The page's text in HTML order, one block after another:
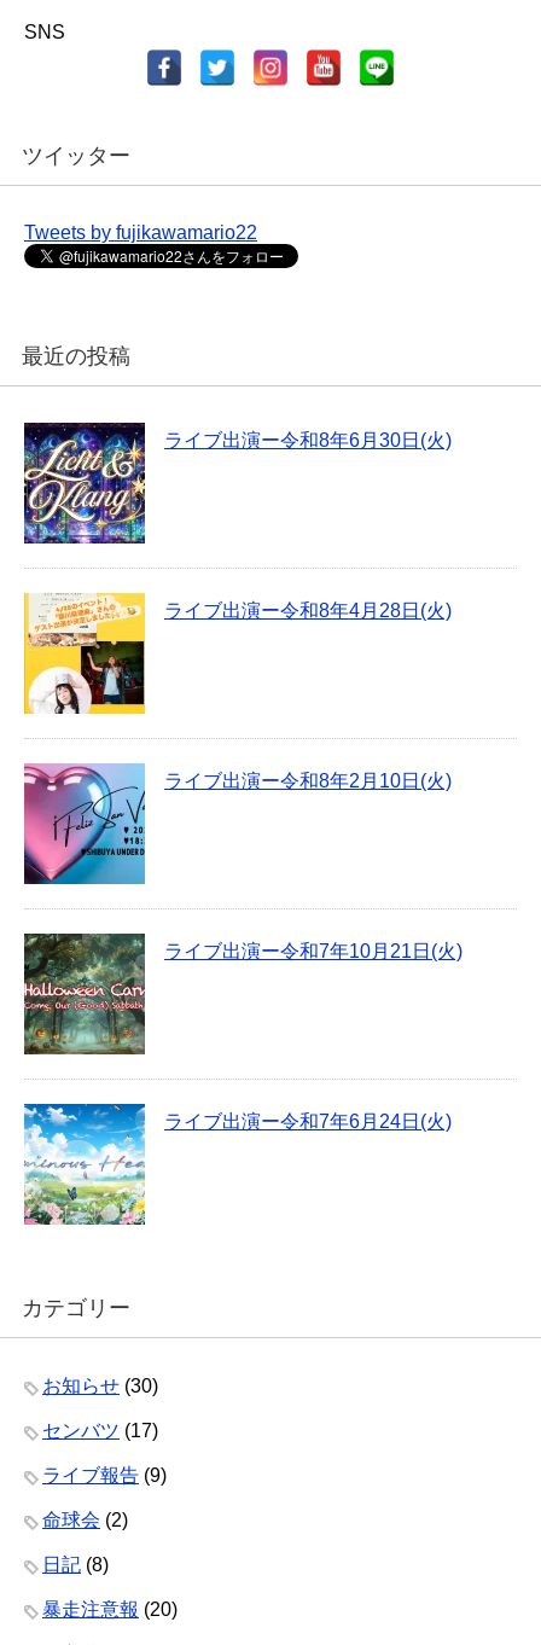
SNS
ツイッター
Tweets by fujikawamario22
最近の投稿
ライブ出演ー令和8年6月30日(火)
ライブ出演ー令和8年4月28日(火)
ライブ出演ー令和8年2月10日(火)
ライブ出演ー令和7年10月21日(火)
ライブ出演ー令和7年6月24日(火)
カテゴリー
お知らせ (30)
センバツ (17)
ライブ報告 (9)
命球会 (2)
日記 (8)
暴走注意報 (20)